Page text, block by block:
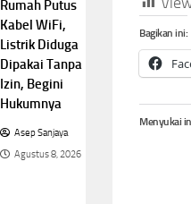
Bagikan ini:
Menyukai
Rumah Putus
Kabel WiFi,
Listrik Diduga
Dipakai Tanpa
Izin, Begini
Hukumnya
Asep Sanjaya
Agustus 8, 2026